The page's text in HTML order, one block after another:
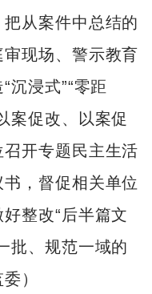
从案件中总结的
现场、警示教育
沉浸式”“零距
案促改、以案促
开专题民主生活
，督促相关单位
整改“后半篇文
批、规范一域的
）